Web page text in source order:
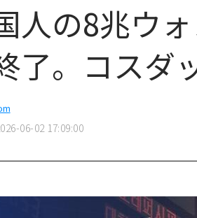
人の8兆ウ
了。コスダ
06-02 17:09:00